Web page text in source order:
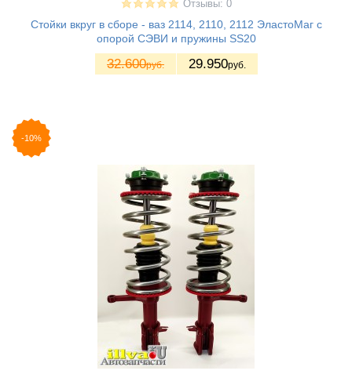
Отзывы: 0
Стойки вкруг в сборе - ваз 2114, 2110, 2112 ЭластоМаг с
опорой СЭВИ и пружины SS20
32.600руб. 29.950руб.
-10%